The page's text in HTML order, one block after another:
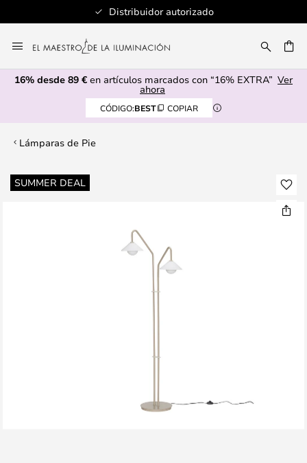
Distribuidor autorizado
al
contenido
16% desde 89 € en artículos marcados con “16% EXTRA” Ver
ahora
CÓDIGO:BEST COPIAR
Lámparas de Pie
SUMMER DEAL
Saltar
al